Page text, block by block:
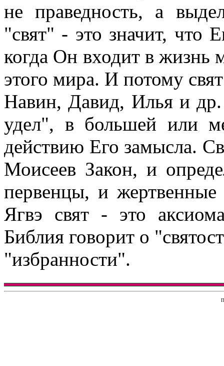
не праведность, а
"свят" - это значит, что
когда Он входит в жизнь
этого мира. И потому
Навин, Давид, Илья и
удел", в большей или
действию Его замысла.
Моисеев Закон, и
первенцы, и
Ягвэ свят - это
Библия говорит о
"избранности".